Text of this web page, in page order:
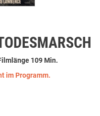
109 Min.
im Programm.